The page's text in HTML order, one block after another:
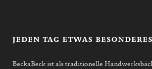
JEDEN TAG ETWAS
BeckaBeck ist als traditionelle